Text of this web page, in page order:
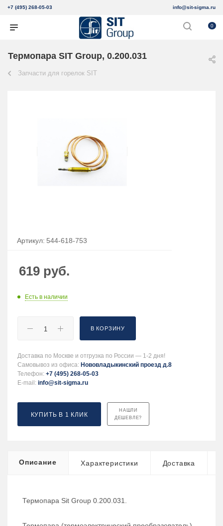
+7 (495) 268-05-03 info@sit-sigma.ru
0
Термопара SIT Group, 0.200.031
Запчасти для горелок SIT
Артикул: 544-618-753
619 руб.
Есть в наличии
В КОРЗИНУ
Доставка по Москве и отгрузка по России — 1-2 дня!
Самовывоз из офиса: Нововладыкинский проезд д.8
Телефон: +7 (495) 268-05-03
E-mail: info@sit-sigma.ru
КУПИТЬ В 1 КЛИК
НАШЛИ
ДЕШЕВЛЕ?
Описание Характеристики Доставка
Термопара Sit Group 0.200.031.